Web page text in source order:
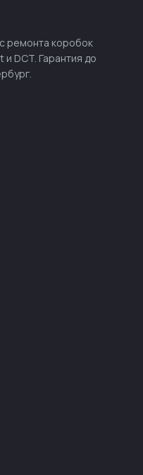
ремонта коробок
DCT. Гарантия до